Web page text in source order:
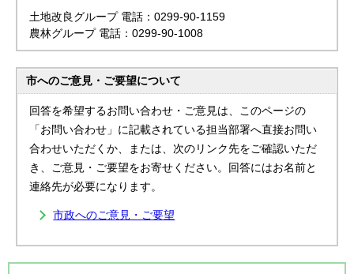
土地改良グループ 電話：0299-90-1159
農林グループ 電話：0299-90-1008
市へのご意見・ご要望について
回答を希望するお問い合わせ・ご意見は、このページの
「お問い合わせ」に記載されている担当部署へ直接お問い
合わせいただくか、または、次のリンク先をご確認いただ
き、ご意見・ご要望をお寄せください。回答にはお名前と
連絡先が必要になります。
市政へのご意見・ご要望